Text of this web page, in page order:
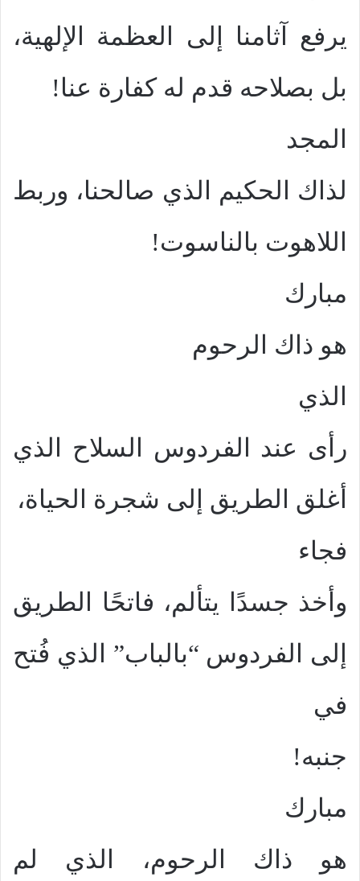
يرفع آثامنا إلى العظمة الإلهية،
بل بصلاحه قدم له كفارة عنا!
المجد
لذاك الحكيم الذي صالحنا، وربط
اللاهوت بالناسوت!
مبارك
هو ذاك الرحوم
الذي
رأى عند الفردوس السلاح الذي
أغلق الطريق إلى شجرة الحياة،
فجاء
وأخذ جسدًا يتألم، فاتحًا الطريق
إلى الفردوس “بالباب” الذي فُتح
في
جنبه!
مبارك
هو ذاك الرحوم، الذي لم